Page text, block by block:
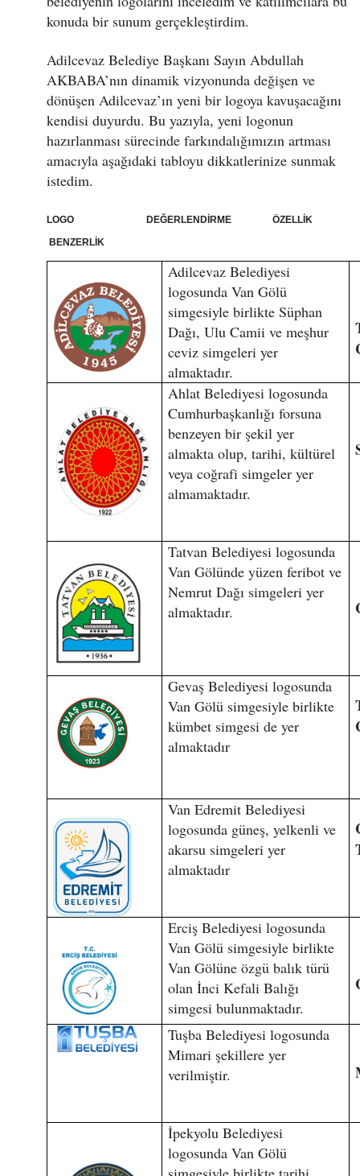
konuda bir sunum gerçekleştirdim.
Adilcevaz Belediye Başkanı Sayın Abdullah
AKBABA’nın dinamik vizyonunda değişen ve
dönüşen Adilcevaz’ın yeni bir logoya kavuşacağını
kendisi duyurdu. Bu yazıyla, yeni logonun
hazırlanması sürecinde farkındalığımızın artması
amacıyla aşağıdaki tabloyu dikkatlerinize sunmak
istedim.
LOGO DEĞERLENDİRME ÖZELLİK
BENZERLİK
Adilcevaz Belediyesi
logosunda Van Gölü
simgesiyle birlikte Süphan
Dağı, Ulu Camii ve meşhur
ceviz simgeleri yer
almaktadır.
Ahlat Belediyesi logosunda
Cumhurbaşkanlığı forsuna
benzeyen bir şekil yer
almakta olup, tarihi, kültürel
veya coğrafi simgeler yer
almamaktadır.
Tatvan Belediyesi logosunda
Van Gölünde yüzen feribot ve
Nemrut Dağı simgeleri yer
almaktadır.
Gevaş Belediyesi logosunda
Van Gölü simgesiyle birlikte
kümbet simgesi de yer
almaktadır
Van Edremit Belediyesi
logosunda güneş, yelkenli ve
akarsu simgeleri yer
almaktadır
Erciş Belediyesi logosunda
Van Gölü simgesiyle birlikte
Van Gölüne özgü balık türü
olan İnci Kefali Balığı
simgesi bulunmaktadır.
Tuşba Belediyesi logosunda
Mimari şekillere yer
verilmiştir.
İpekyolu Belediyesi
logosunda Van Gölü